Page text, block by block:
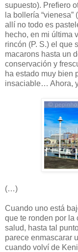
supuesto). Prefiero
la bollería
allí no todo es
hecho, en mi última
rincón (P. S.) el que
macarons hasta un
conservación y
ha estado muy bien
insaciable… Ahora,
(…)
Cuando uno está
que te ronden por la
salud, hasta tal
parece enmascarar
cuando volví de